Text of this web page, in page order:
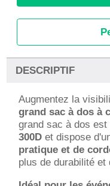
DESCRIPTIF
Augmentez la
grand sac à dos à
grand sac à dos est
300D et dispose
pratique et de
plus de durabilité et